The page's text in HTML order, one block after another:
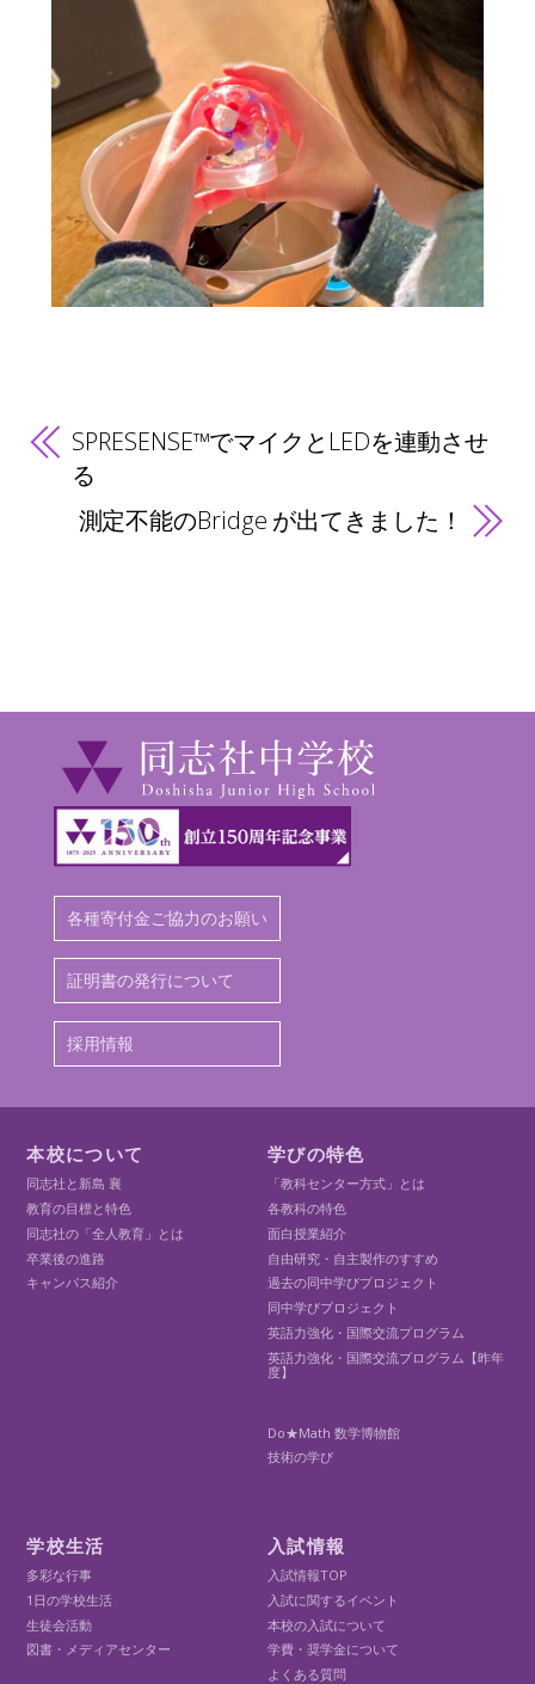
SPRESENSE™でマイクとLEDを連動させ
る
測定不能のBridge が出てきました！
各種寄付金ご協力のお願い
証明書の発行について
採用情報
本校について
同志社と新島 襄
教育の目標と特色
同志社の「全人教育」とは
卒業後の進路
キャンパス紹介
学びの特色
「教科センター方式」とは
各教科の特色
面白授業紹介
自由研究・自主製作のすすめ
過去の同中学びプロジェクト
同中学びプロジェクト
英語力強化・国際交流プログラム
英語力強化・国際交流プログラム【昨年
度】
Do★Math 数学博物館
技術の学び
学校生活
多彩な行事
1日の学校生活
生徒会活動
図書・メディアセンター
入試情報
入試情報TOP
入試に関するイベント
本校の入試について
学費・奨学金について
よくある質問